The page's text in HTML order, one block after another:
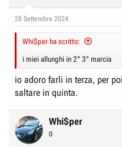
s
28 Settembre 2024
Whi$per ha scritto:
i miei allunghi in 2° 3° marcia
io adoro farli in terza, per
saltare in quinta.
Whi$per
0